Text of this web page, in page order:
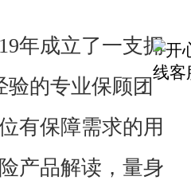
年成立了一支拥
验的专业保顾团
有保障需求的用
产品解读，量身